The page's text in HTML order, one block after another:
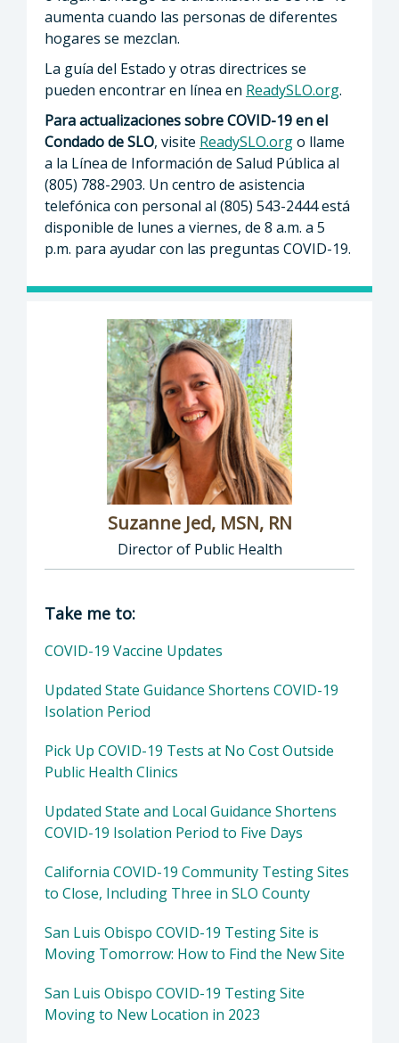
aumenta cuando las personas de diferentes
hogares se mezclan.
La guía del Estado y otras directrices se
pueden encontrar en línea en ReadySLO.org.
Para actualizaciones sobre COVID-19 en el
Condado de SLO, visite ReadySLO.orgo llame
a la Línea de Información de Salud Pública al
(805) 788-2903. Un centro de asistencia
telefónica con personal al (805) 543-2444 está
disponible de lunes a viernes, de 8 a.m. a 5
p.m. para ayudar con las preguntas COVID-19.
Suzanne Jed, MSN, RN
Director of Public Health
Director of Department of Public Health:
Take me to:
COVID-19 Vaccine Updates
Updated State Guidance Shortens COVID-19
Isolation Period
Pick Up COVID-19 Tests at No Cost Outside
Public Health Clinics
Updated State and Local Guidance Shortens
COVID-19 Isolation Period to Five Days
California COVID-19 Community Testing Sites
to Close, Including Three in SLO County
San Luis Obispo COVID-19 Testing Site is
Moving Tomorrow: How to Find the New Site
San Luis Obispo COVID-19 Testing Site
Moving to New Location in 2023